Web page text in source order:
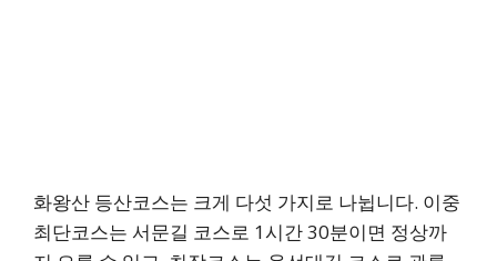
화왕산 등산코스는 크게 다섯 가지로 나뉩니다. 이중
최단코스는 서문길 코스로 1시간 30분이면 정상까